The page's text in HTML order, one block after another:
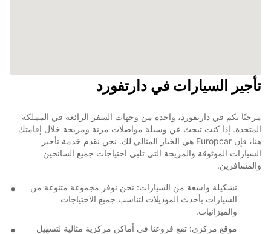
تأجير السيارات في دارتفورد
مرحبًا بكم في دارتفورد، واحدة من وجهات السفر الرائعة في المملكة
المتحدة. إذا كنت تبحث عن وسيلة مواصلات مرنة ومريحة خلال إقامتك
هنا، فإن Europcar هي الخيار المثالي لك. نحن نقدم خدمة تأجير
السيارات الموثوقة والمريحة التي تلبي احتياجات جميع السائحين
والمسافرين.
تشكيلة واسعة من السيارات: نحن نوفر مجموعة متنوعة من
السيارات بأحدث الموديلات لتناسب جميع الاحتياجات
والميزانيات.
موقع مركزي: تقع فروعنا في أماكن مركزية مثالية لتسهيل